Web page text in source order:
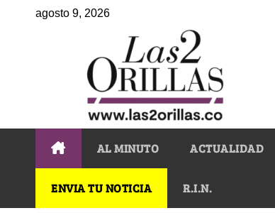
agosto 9, 2026
AL MINUTO ACTUALIDAD
ENVIA TU NOTICIA R.I.N.